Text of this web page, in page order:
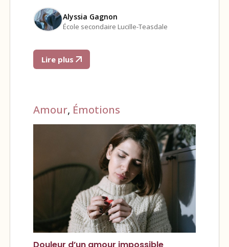
Alyssia Gagnon
École secondaire Lucille-Teasdale
Lire plus
Amour, Émotions